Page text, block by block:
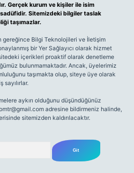
Gerçek kurum ve kişiler ile isim
Sitemizdeki bilgiler taslak
taşımazlar.
gereğince Bilgi Teknolojileri ve İletişim
bir Yer Sağlayıcı olarak hizmet
içerikleri proaktif olarak denetleme
bulunmamaktadır. Ancak, üyelerimiz
taşımakta olup, siteye üye olarak
sayılırlar.
aykırı olduğunu düşündüğünüz
adresine bildirmeniz halinde,
sitemizden kaldırılacaktır.